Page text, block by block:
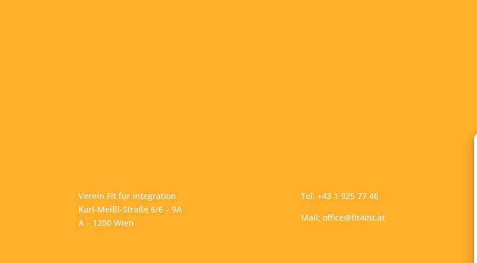
Verein Fit für Integration
Karl-Meißl-Straße 6/6 – 9A
A – 1200 Wien
Tel: +43 1 925 77 46
Mail: office@fit4int.at